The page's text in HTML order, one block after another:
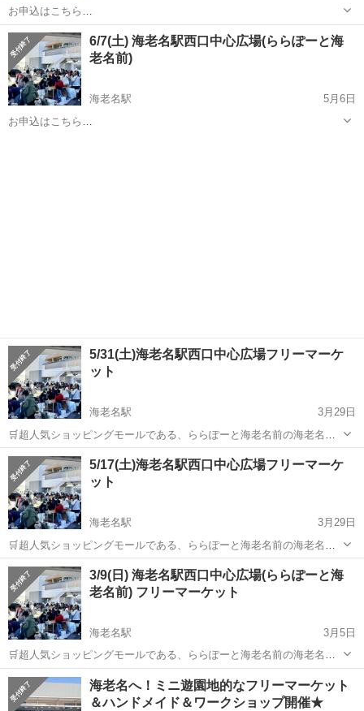
お申込はこちら
https://recyclekanagawa.com/place/%e3%82%89%e3%82%89%e3%8
1%bd%e3%83%bc%e3%81%a8%e6%b5%b7%e8%80%81%e5%90%
...
神奈川 海老名市 海老名駅 フリーマーケット 会場
6/7(土) 海老名駅西口中心広場(ららぽーと海
老名前)
海老名駅
5月6日
お申込はこちら
5/31(土)海老名駅西口中心広場フリーマーケ
ット
海老名駅
3月29日
🛒超人気ショッピングモールである、ららぽーと海老名前の海老名駅
西口中心広場で開催されるフリーマーケットです❗ どなたでもご参加い
ただけます🎈 出店ブースに限りがございます。この機会に是非ご参加
くださいませ♪ ◾️会場住所 ...
神奈川 海老名市 海老名駅 フリーマーケット
5/17(土)海老名駅西口中心広場フリーマーケ
ット
海老名駅
3月29日
🛒超人気ショッピングモールである、ららぽーと海老名前の海老名駅
西口中心広場で開催されるフリーマーケットです❗ どなたでもご参加い
ただけます🎈 出店ブースに限りがございます。この機会に是非ご参加
くださいませ♪ ◾️会場住所 ...
神奈川 海老名市 海老名駅 フリーマーケット
3/9(日) 海老名駅西口中心広場(ららぽーと海
老名前) フリーマーケット
海老名駅
3月5日
🛒超人気ショッピングモールである、ららぽーと海老名前の海老名駅
西口中心広場で開催されるフリーマーケットです❗ どなたでもご参加い
ただけます🎈 出店ブースに限りがございます。この機会に是非ご参加
くださいませ♪ ◾️会場住所 ...
神奈川 海老名市 海老名駅 フリーマーケット
海老名へ！ミニ遊園地的なフリーマーケット
＆ハンドメイド＆ワークショップ開催★